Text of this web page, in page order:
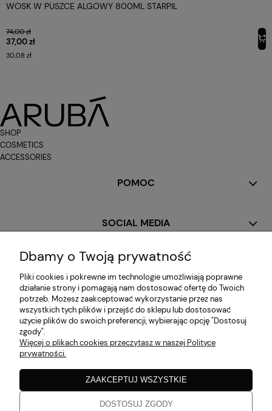
WOSK W PUSZCE ALGOWY 800ML STARPIL
74,00 zł
37,00 zł
30,08 zł
SHOP
COSMETICS
ACCESSORIES
POMOC
SOCIAL MEDIA
MOJE KONTO
PŁATNOŚCI I DOSTAWA
INFORMACJE
O NAS
Dbamy o Twoją prywatność
Pliki cookies i pokrewne im technologie umożliwiają poprawne
działanie strony i pomagają nam dostosować ofertę do Twoich
potrzeb. Możesz zaakceptować wykorzystanie przez nas
wszystkich tych plików i przejść do sklepu lub dostosować
użycie plików do swoich preferencji, wybierając opcję "Dostosuj
zgody".
Więcej o plikach cookies przeczytasz w naszej Polityce
prywatności.
DOSTOSUJ ZGODY
ZAAKCEPTUJ WSZYSTKIE